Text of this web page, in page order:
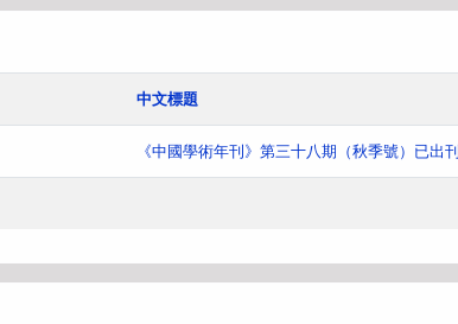
中文標題
《中國學術年刊》第三十八期（秋季號）已出刊